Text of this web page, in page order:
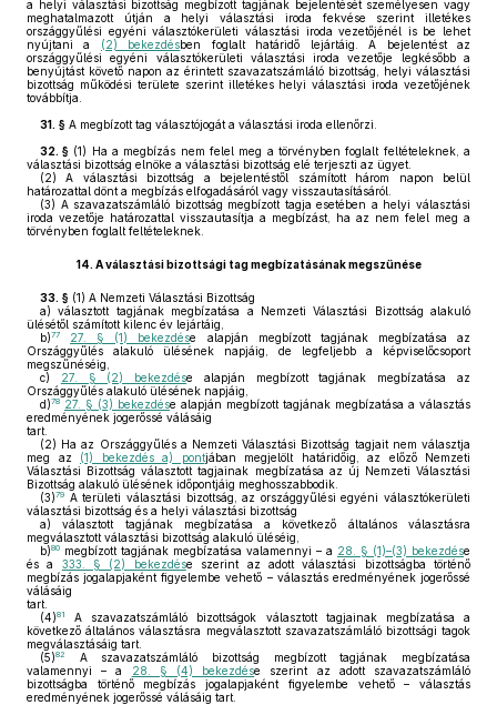
a helyi választási bizottság megbízott tagjának bejelentését személyesen vagy
meghatalmazott útján a helyi választási iroda fekvése szerint illetékes
országgyűlési egyéni választókerületi választási iroda vezetőjénél is be lehet
nyújtani a (2) bekezdésben foglalt határidő lejártáig. A bejelentést az
országgyűlési egyéni választókerületi választási iroda vezetője legkésőbb a
benyújtást követő napon az érintett szavazatszámláló bizottság, helyi választási
bizottság működési területe szerint illetékes helyi választási iroda vezetőjének
továbbítja.
31. § A megbízott tag választójogát a választási iroda ellenőrzi.
32. § (1) Ha a megbízás nem felel meg a törvényben foglalt feltételeknek, a
választási bizottság elnöke a választási bizottság elé terjeszti az ügyet.
(2) A választási bizottság a bejelentéstől számított három napon belül
határozattal dönt a megbízás elfogadásáról vagy visszautasításáról.
(3) A szavazatszámláló bizottság megbízott tagja esetében a helyi választási
iroda vezetője határozattal visszautasítja a megbízást, ha az nem felel meg a
törvényben foglalt feltételeknek.
14. A választási bizottsági tag megbízatásának megszűnése
33. § (1) A Nemzeti Választási Bizottság
a) választott tagjának megbízatása a Nemzeti Választási Bizottság alakuló
ülésétől számított kilenc év lejártáig,
b)77 27. § (1) bekezdése alapján megbízott tagjának megbízatása az
Országgyűlés alakuló ülésének napjáig, de legfeljebb a képviselőcsoport
megszűnéséig,
c)
27. § (2) bekezdése alapján megbízott tagjának megbízatása az
Országgyűlés alakuló ülésének napjáig,
d)78 27. § (3) bekezdése alapján megbízott tagjának megbízatása a választás
eredményének jogerőssé válásáig
tart.
(2) Ha az Országgyűlés a Nemzeti Választási Bizottság tagjait nem választja
meg az (1) bekezdés a) pontjában megjelölt határidőig, az előző Nemzeti
Választási Bizottság választott tagjainak megbízatása az új Nemzeti Választási
Bizottság alakuló ülésének időpontjáig meghosszabbodik.
(3)79 A területi választási bizottság, az országgyűlési egyéni választókerületi
választási bizottság és a helyi választási bizottság
a) választott tagjának megbízatása a következő általános választásra
megválasztott választási bizottság alakuló üléséig,
b)80 megbízott tagjának megbízatása valamennyi – a 28. § (1)–(3) bekezdése
és a 333. § (2) bekezdése szerint az adott választási bizottságba történő
megbízás jogalapjaként figyelembe vehető – választás eredményének jogerőssé
válásáig
tart.
(4)81
A szavazatszámláló bizottságok választott tagjainak megbízatása a
következő általános választásra megválasztott szavazatszámláló bizottsági tagok
megválasztásáig tart.
(5)82
A szavazatszámláló bizottság megbízott tagjának megbízatása
valamennyi – a
28. § (4) bekezdése szerint az adott szavazatszámláló
bizottságba történő megbízás jogalapjaként figyelembe vehető – választás
eredményének jogerőssé válásáig tart.